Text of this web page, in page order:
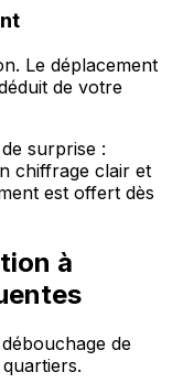
Le déplacement
de votre
surprise :
chiffrage clair et
est offert dès
à
de